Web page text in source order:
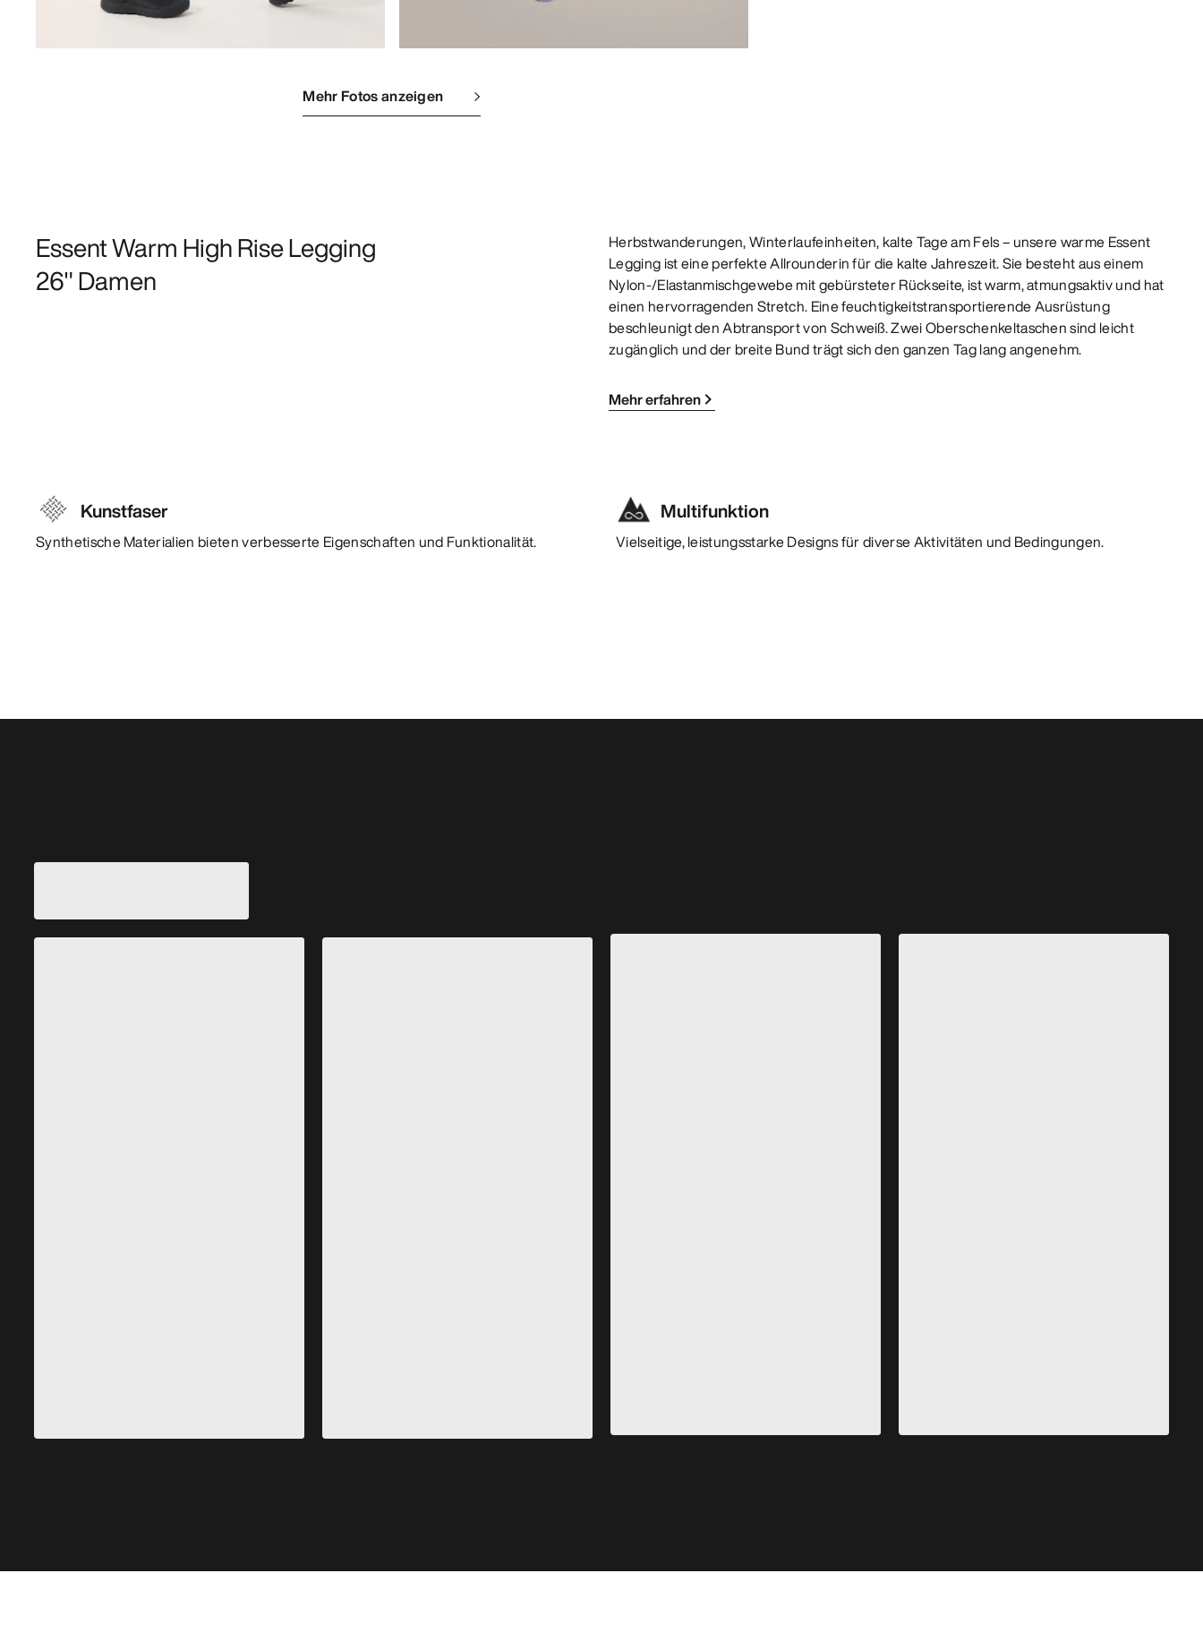
Mehr Fotos anzeigen
Essent Warm High Rise Legging
26" Damen
Herbstwanderungen, Winterlaufeinheiten, kalte Tage am Fels – unsere warme Essent
Legging ist eine perfekte Allrounderin für die kalte Jahreszeit. Sie besteht aus einem
Nylon-/Elastanmischgewebe mit gebürsteter Rückseite, ist warm, atmungsaktiv und hat
einen hervorragenden Stretch. Eine feuchtigkeitstransportierende Ausrüstung
beschleunigt den Abtransport von Schweiß. Zwei Oberschenkeltaschen sind leicht
zugänglich und der breite Bund trägt sich den ganzen Tag lang angenehm.
Mehr erfahren
Kunstfaser
Synthetische Materialien bieten verbesserte Eigenschaften und Funktionalität.
Multifunktion
Vielseitige, leistungsstarke Designs für diverse Aktivitäten und Bedingungen.